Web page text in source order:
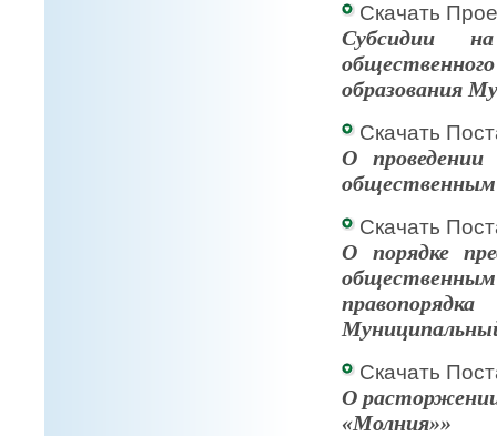
Скачать
Cубсидии
образования
Скачать
О
общественным
Скачать
О порядке
Скачать
О
«Молния»»